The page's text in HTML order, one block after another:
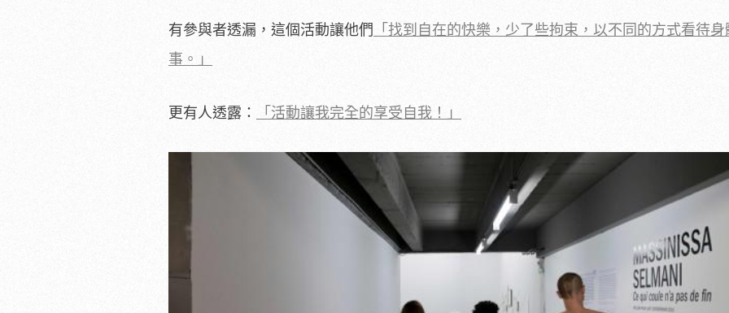
有參與者透漏，這個活動讓他們 「找到自在的快樂，少了些拘束，以不同的方式看待
事。」
更有人透露： 「活動讓我完全的享受自我！」